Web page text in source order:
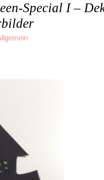
Special I –